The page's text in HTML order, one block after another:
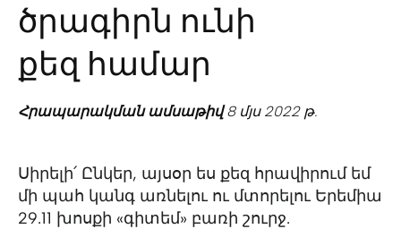
ծրագիրն ունի
քեզ համար
Հրապարակման ամսաթիվ8 մյս 2022 թ.
Սիրելի՛ Ընկեր, այսօր ես քեզ հրավիրում եմ
մի պահ կանգ առնելու ու մտորելու Երեմիա
29.11 խոսքի «գիտեմ» բառի շուրջ.